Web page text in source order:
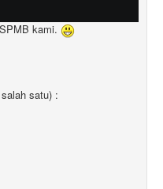
kami.
satu) :